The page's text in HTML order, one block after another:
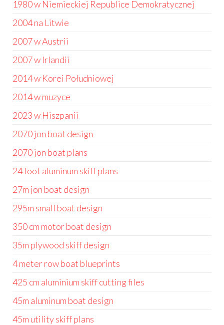
1980 w Niemieckiej Republice Demokratycznej
2004 na Litwie
2007 w Austrii
2007 w Irlandii
2014 w Korei Południowej
2014 w muzyce
2023 w Hiszpanii
2070 jon boat design
2070 jon boat plans
24 foot aluminum skiff plans
27m jon boat design
295m small boat design
350 cm motor boat design
35m plywood skiff design
4 meter row boat blueprints
425 cm aluminium skiff cutting files
45m aluminum boat design
45m utility skiff plans